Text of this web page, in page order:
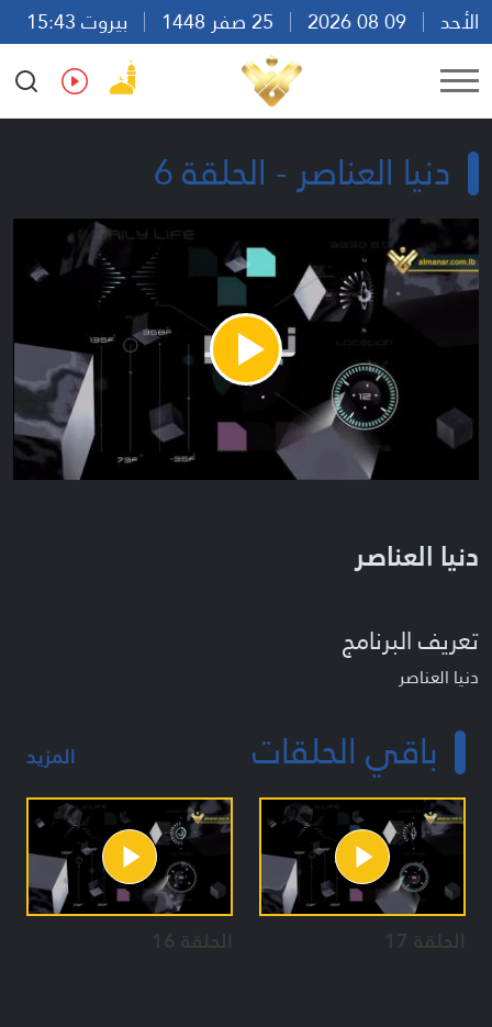
الأحد
بيروت 15:43
Ar
En Fr Es
دنيا العناصر - الحلقة 6
Play
Video
دنيا العناصر
تعريف البرنامج
دنيا العناصر
باقي الحلقات المزيد
الحلقة 17 الحلقة 16